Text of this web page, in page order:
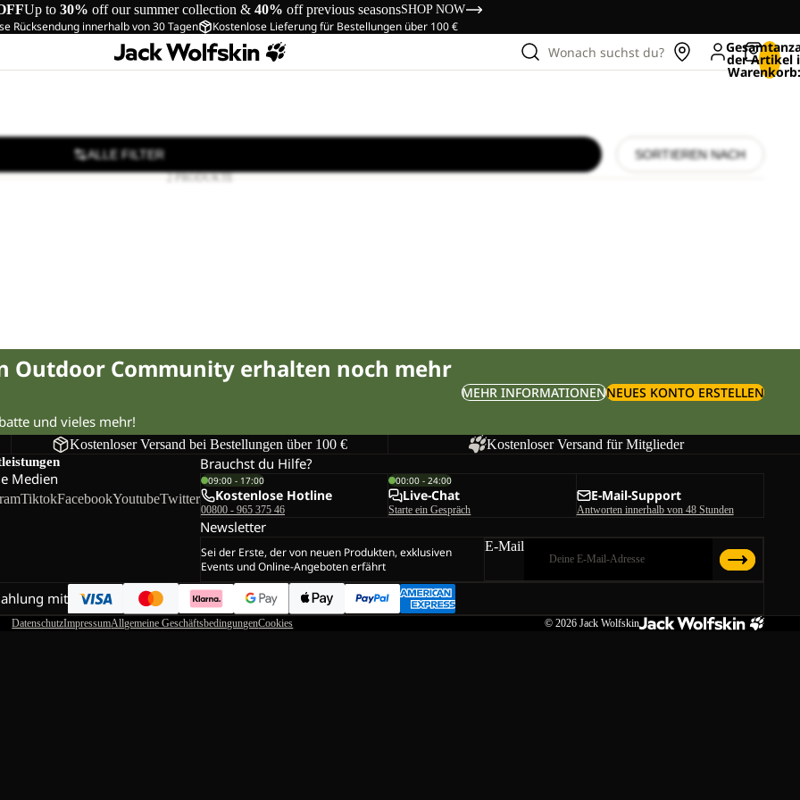
Up to 30% off our summer collection & 40% off previous seasonsSHOP NOW
Rücksendung innerhalb von 30 Tagen Kostenlose Lieferung für Bestellungen über 100 €
Wonach suchst du? der Artikel
ALLE FILTER SORTIEREN NACH
2 PRODUKTE
Outdoor Community erhalten noch mehr
und vieles mehr!
MEHR INFORMATIONENNEUES KONTO ERSTELLEN
Kostenloser Versand bei Bestellungen über 100 € Kostenloser Versand für Mitglieder
Medien
TiktokFacebookYoutubeTwitter
Brauchst du Hilfe?
09:00 - 17:00
Kostenlose Hotline
00800 - 965 375 46
00:00 - 24:00
Live-Chat
Starte ein Gespräch
E-Mail-Support
Antworten innerhalb von 48 Stunden
Newsletter
Sei der Erste, der von neuen Produkten, exklusiven
Events und Online-Angeboten erfährt
E-Mail
mit
DatenschutzImpressumAllgemeine GeschäftsbedingungenCookies © 2026 Jack Wolfskin